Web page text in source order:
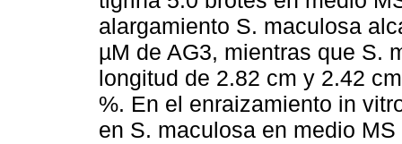
alargamiento S. maculosa
µM de AG3, mientras que S.
longitud de 2.82 cm y 2.42
%. En el enraizamiento in
en S. maculosa en medio